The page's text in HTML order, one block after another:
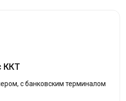
ККТ
с банковским терминалом